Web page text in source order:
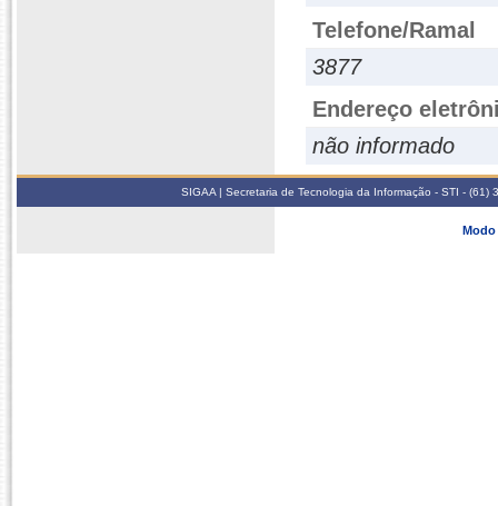
Telefone/Ramal
3877
Endereço
não informado
SIGAA | Secretaria de Tecnologia da Informação - STI -
Modo